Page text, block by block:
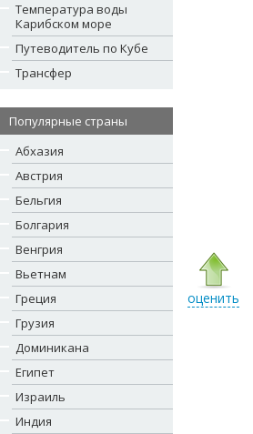
Температура воды
Карибском море
Путеводитель по Кубе
Трансфер
Популярные страны
Абхазия
Австрия
Бельгия
Болгария
Венгрия
Вьетнам
Греция
Грузия
Доминикана
Египет
Израиль
Индия
оценить